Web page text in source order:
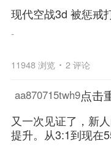
现代空战3d 被惩戒
-
11948 浏览 2 评论
aa870715twh9点击
又一次见证了，新
提升。从3:1到现在